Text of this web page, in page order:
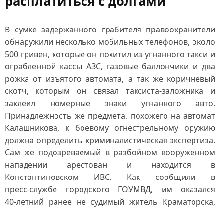
В сумке задержанного грабителя правоохранители
обнаружили несколько мобильных телефонов, около
500 гривен, которые он похитил из угнанного такси и
ограбленной кассы АЗС, газовые баллончики и два
рожка от изъятого автомата, а так же коричневый
скотч, которым он связал таксиста-заложника и
заклеил номерные знаки угнанного авто.
Принадлежность же предмета, похожего на автомат
Калашникова, к боевому огнестрельному оружию
должна определить криминалистическая экспертиза.
Сам же подозреваемый в разбойном вооруженном
нападении арестован и находится в
Константиновском ИВС. Как сообщили в
пресс‑службе городского ГОУМВД, им оказался
40‑летний ранее не судимый житель Краматорска,